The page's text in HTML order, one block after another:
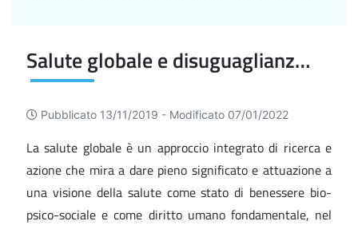
Salute globale e disuguaglianze di salute
Pubblicato 13/11/2019 - Modificato 07/01/2022
La salute globale è un approccio integrato di ricerca e
azione che mira a dare pieno significato e attuazione a
una visione della salute come stato di benessere bio-
psico-sociale e come diritto umano fondamentale, nel